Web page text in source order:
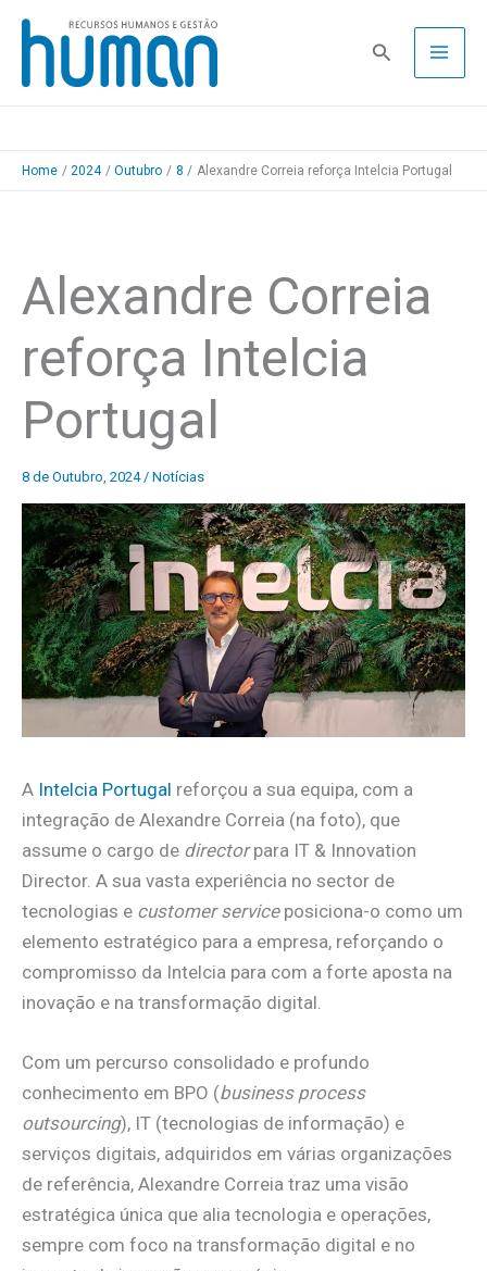
Skip
content
Pesquisa
Home 2024 Outubro 8 Alexandre Correia reforça Intelcia Portugal
Alexandre Correia
reforça Intelcia
Portugal
8 de Outubro, 2024 / Notícias
A Intelcia Portugal reforçou a sua equipa, com a
integração de Alexandre Correia (na foto), que
assume o cargo de directorpara IT & Innovation
Director. A sua vasta experiência no sector de
tecnologias e customer serviceposiciona-o como um
elemento estratégico para a empresa, reforçando o
compromisso da Intelcia para com a forte aposta na
inovação e na transformação digital.
Com um percurso consolidado e profundo
conhecimento em BPO (business process
outsourcing), IT (tecnologias de informação) e
serviços digitais, adquiridos em várias organizações
de referência, Alexandre Correia traz uma visão
estratégica única que alia tecnologia e operações,
sempre com foco na transformação digital e no